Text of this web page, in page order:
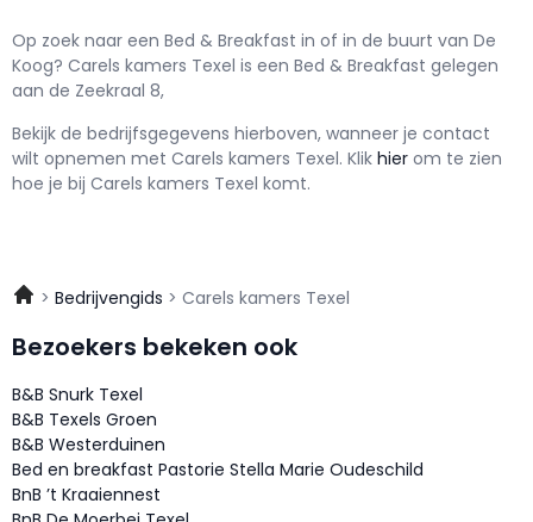
Op zoek naar een Bed & Breakfast in of in de buurt van De
Koog? Carels kamers Texel is een Bed & Breakfast gelegen
aan de Zeekraal 8,
Bekijk de bedrijfsgegevens hierboven, wanneer je contact
wilt opnemen met Carels kamers Texel. Klik hier om te zien
hoe je bij Carels kamers Texel komt.
Bedrijvengids Carels kamers Texel
Bezoekers bekeken ook
B&B Snurk Texel
B&B Texels Groen
B&B Westerduinen
Bed en breakfast Pastorie Stella Marie Oudeschild
BnB ’t Kraaiennest